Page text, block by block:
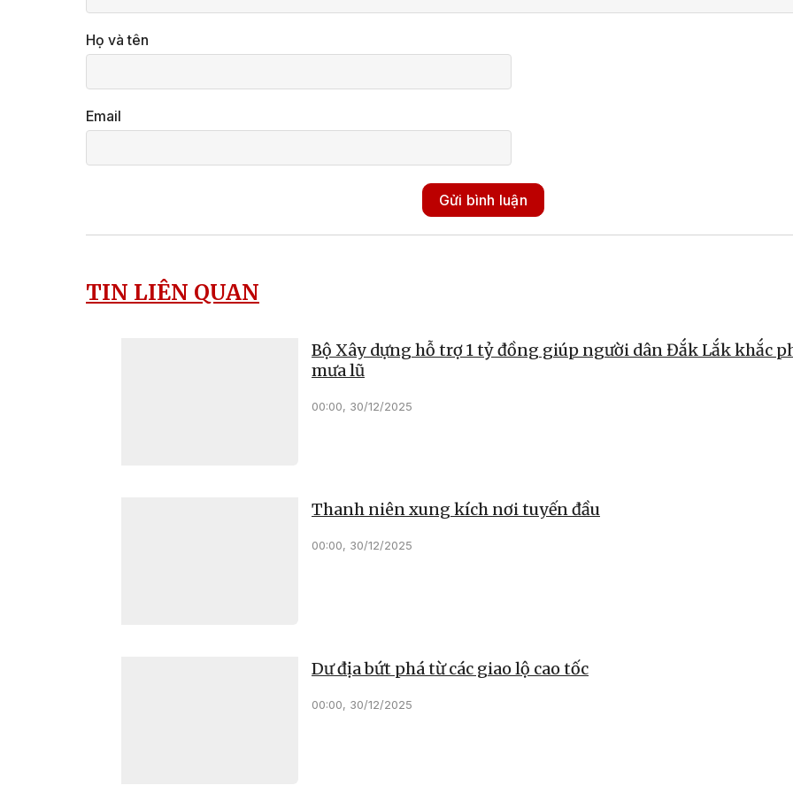
Họ và tên
Email
Gửi bình luận
TIN LIÊN QUAN
Bộ Xây dựng hỗ trợ 1 tỷ đồng giúp người dân Đắk Lắk khắc
mưa lũ
00:00, 30/12/2025
Thanh niên xung kích nơi tuyến đầu
00:00, 30/12/2025
Dư địa bứt phá từ các giao lộ cao tốc
00:00, 30/12/2025